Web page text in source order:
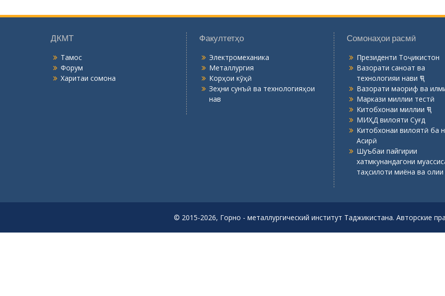
ДКМТ
Тамос
Форум
Харитаи сомона
Факултетҳо
Электромеханика
Металлургия
Корҳои кӯҳӣ
Зеҳни сунъӣ ва технологияҳои
нав
Сомонаҳои расмӣ
Президенти Тоҷикистон
Вазорати саноат ва
технологияи нави ҶТ
Вазорати маориф ва
Маркази миллии тестӣ
Китобхонаи миллии ҶТ
МИҲД вилояти Суғд
Китобхонаи вилоятӣ ба
Асирӣ
Шуъбаи пайгирии
хатмкунандагони
таҳсилоти миёна ва олии
© 2015-2026, Горно - металлургический институт Таджикистана. Авторские